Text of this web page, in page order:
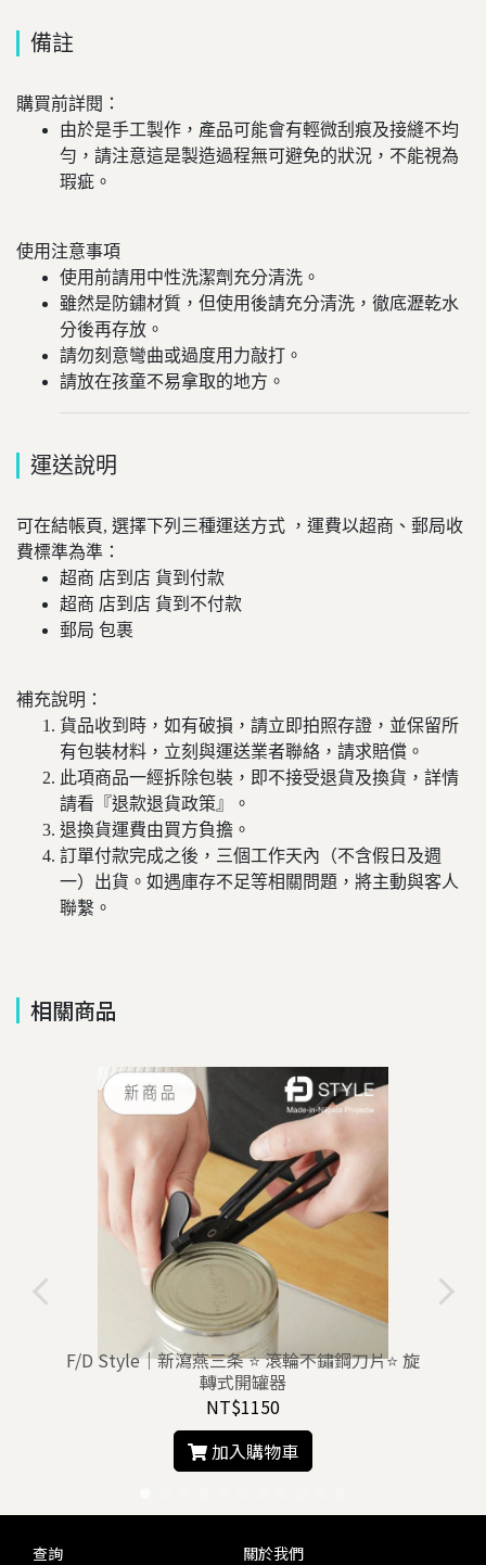
備註
購買前詳閱：
由於是手工製作，產品可能會有輕微刮痕及接縫不均
勻，請注意這是製造過程無可避免的狀況，不能視為
瑕疵。
使用注意事項
使用前請用中性洗潔劑充分清洗。
雖然是防鏽材質，但使用後請充分清洗，徹底瀝乾水
分後再存放。
請勿刻意彎曲或過度用力敲打。
請放在孩童不易拿取的地方。
運送說明
可在結帳頁, 選擇下列三種運送方式 ，運費以超商、郵局收
費標準為準：
超商 店到店 貨到付款
超商 店到店 貨到不付款
郵局 包裹
補充說明：
貨品收到時，如有破損，請立即拍照存證，並保留所
有包裝材料，立刻與運送業者聯絡，請求賠償。
此項商品一經拆除包裝，即不接受退貨及換貨，詳情
請看『退款退貨政策』。
退換貨運費由買方負擔。
訂單付款完成之後，三個工作天內（不含假日及週
一）出貨。如遇庫存不足等相關問題，將主動與客人
聯繫。
相關商品
F/D Style｜新瀉燕三条 ⭐ 滾輪不鏽鋼刀片⭐ 旋
轉式開罐器
NT$1150
加入購物車
查詢 關於我們